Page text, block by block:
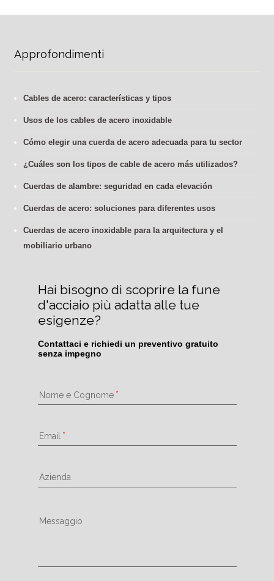
Approfondimenti
Cables de acero: características y tipos
Usos de los cables de acero inoxidable
Cómo elegir una cuerda de acero adecuada para tu sector
¿Cuáles son los tipos de cable de acero más utilizados?
Cuerdas de alambre: seguridad en cada elevación
Cuerdas de acero: soluciones para diferentes usos
Cuerdas de acero inoxidable para la arquitectura y el
mobiliario urbano
Hai bisogno di scoprire la fune
d'acciaio più adatta alle tue
esigenze?
Contattaci e richiedi un preventivo gratuito
senza impegno
Nome e Cognome
Email
Azienda
Messaggio